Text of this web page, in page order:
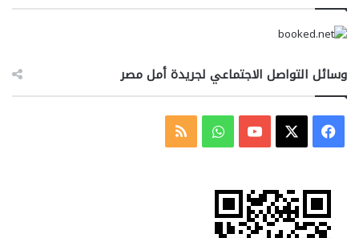
وسائل التواصل الاجتماعي لجريدة أمل مصر
فيسبوك ‫YouTubeواتسابملخص